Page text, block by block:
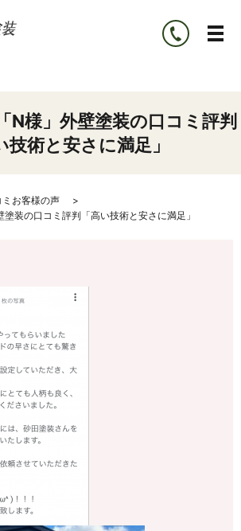
N様」外壁塗装の口コミ評判
技術と安さに満足」
お客様の声
装の口コミ評判「高い技術と安さに満足」